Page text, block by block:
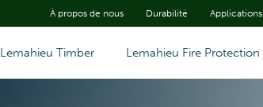
À propos de nous Durabilité Applications
Lemahieu Timber Lemahieu Fire Protection